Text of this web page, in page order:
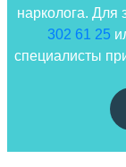
нарколога. Для
302 61 25
специалисты